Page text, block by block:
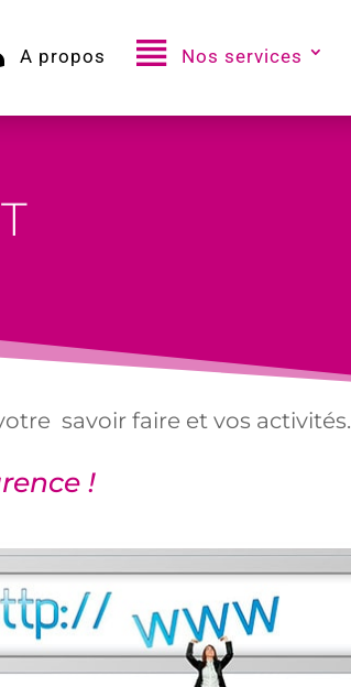
A propos Nos services
savoir faire et vos activités.
!